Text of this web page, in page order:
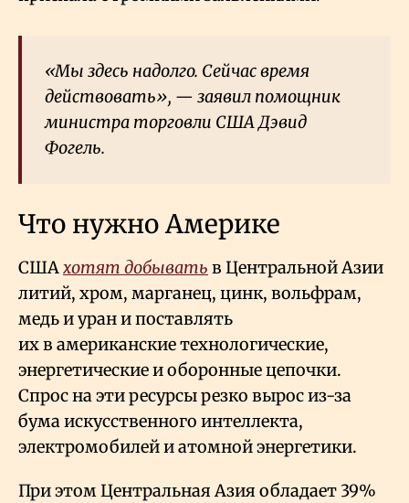
«Мы здесь надолго. Сейчас время
действовать», — заявил помощник
министра торговли США Дэвид
Фогель.
Что нужно Америке
СШАхотят добывать в Центральной Азии
литий, хром, марганец, цинк, вольфрам,
медь и уран и поставлять
их в американские технологические,
энергетические и оборонные цепочки.
Спрос на эти ресурсы резко вырос из-за
бума искусственного интеллекта,
электромобилей и атомной энергетики.
При этом Центральная Азия обладает 39%